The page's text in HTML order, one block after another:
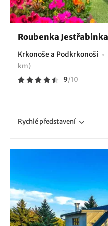
Roubenka Jestřabinka
Krkonoše a Podkrkonoší
km)
9/10
Rychlépředstavení